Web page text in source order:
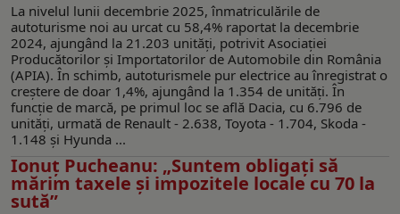
La nivelul lunii decembrie 2025, înmatriculările de
autoturisme noi au urcat cu 58,4% raportat la decembrie
2024, ajungând la 21.203 unități, potrivit Asociației
Producătorilor și Importatorilor de Automobile din România
(APIA). În schimb, autoturismele pur electrice au înregistrat o
creștere de doar 1,4%, ajungând la 1.354 de unități. În
funcție de marcă, pe primul loc se află Dacia, cu 6.796 de
unități, urmată de Renault - 2.638, Toyota - 1.704, Skoda -
1.148 și Hyunda ...
Ionuț Pucheanu: „Suntem obligați să
mărim taxele și impozitele locale cu 70 la
sută”